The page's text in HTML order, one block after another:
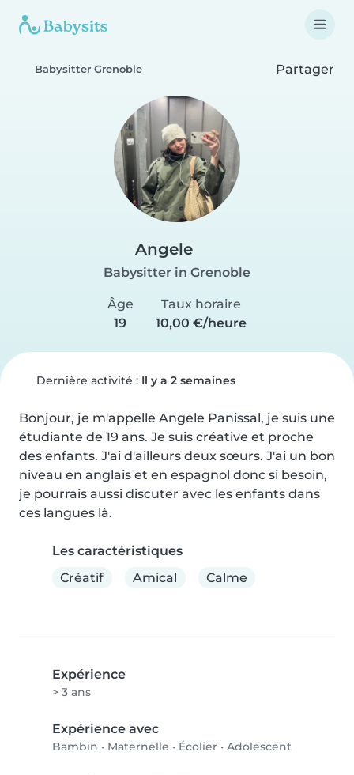
Babysitter Grenoble Partager
Angele
Babysitter in Grenoble
Âge
19
Taux horaire
10,00 €/heure
Dernière activité : Il y a 2 semaines
Bonjour, je m'appelle Angele Panissal, je suis une
étudiante de 19 ans. Je suis créative et proche
des enfants. J'ai d'ailleurs deux sœurs. J'ai un bon
niveau en anglais et en espagnol donc si besoin,
je pourrais aussi discuter avec les enfants dans
ces langues là.
Les caractéristiques
Créatif
Amical Calme
Expérience
> 3 ans
Expérience avec
Bambin • Maternelle • Écolier • Adolescent